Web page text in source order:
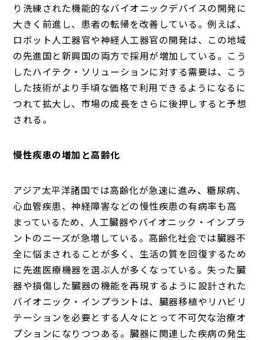
り洗練された機能的なバイオニックデバイスの開発に
大きく前進し、患者の転帰を改善している。例えば、
ロボット人工器官や神経人工器官の開発は、この地域
の先進国と新興国の両方で採用が増加している。こう
したハイテク・ソリューションに対する需要は、こう
した技術がより手頃な価格で利用できるようになるに
つれて拡大し、市場の成長をさらに後押しすると予想
される。
慢性疾患の増加と高齢化
アジア太平洋諸国では高齢化が急速に進み、糖尿病、
心血管疾患、神経障害などの慢性疾患の有病率も高
まっているため、人工臓器やバイオニック・インプラ
ントのニーズが急増している。高齢化社会では臓器不
全に悩まされることが多く、生活の質を回復するため
に先進医療機器を選ぶ人が多くなっている。失った臓
器や損傷した臓器の機能を再現するように設計された
バイオニック・インプラントは、臓器移植やリハビリ
テーションを必要とする人々にとって不可欠な治療オ
プションになりつつある。臓器に関連した疾病の発生